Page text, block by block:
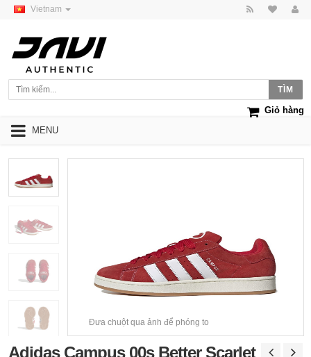
Vietnam
Giỏ hàng
MENU
Đưa chuột qua ảnh để phóng to
Adidas Campus 00s Better Scarlet